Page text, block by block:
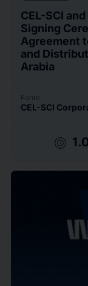
CEL-SCI
Signing
Agreement
and
Arabia
Fonte
CEL-SCI
target